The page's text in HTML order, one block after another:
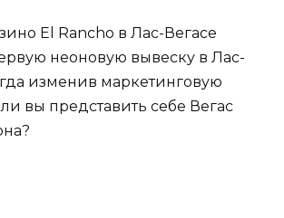
El Rancho в Лас-Вегасе
неоновую вывеску в Лас-
изменив маркетинговую
вы представить себе Вегас